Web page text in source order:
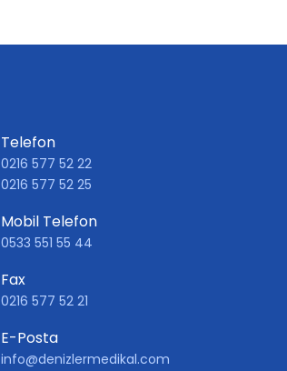
Telefon
0216 577 52 22
0216 577 52 25
Mobil Telefon
0533 551 55 44
Fax
0216 577 52 21
E-Posta
info@denizlermedikal.com